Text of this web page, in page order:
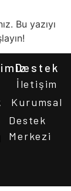
Bu yazıyı
Destek
İletişim
Kurumsal
Destek
Merkezi